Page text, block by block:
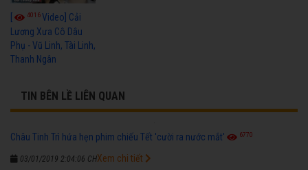
[ 4016Video] Cải
Lương Xưa Cô Dâu
Phụ - Vũ Linh, Tài Linh,
Thanh Ngân
TIN BÊN LỀ LIÊN QUAN
Châu Tinh Trì hứa hẹn phim chiếu Tết 'cười ra nước mắt' 6770
03/01/2019 2:04:06 CHXem chi tiết